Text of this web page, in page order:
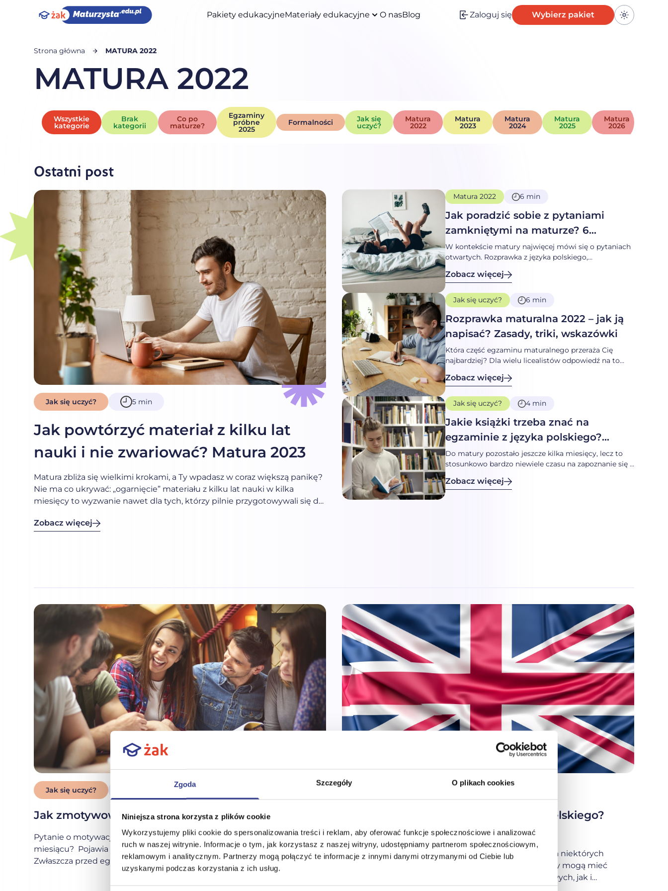
Zgoda Szczegóły O plikach cookies
Niniejsza strona korzysta z plików cookie
Wykorzystujemy pliki cookie do spersonalizowania treści i reklam, aby oferować funkcje społecznościowe i analizować
ruch w naszej witrynie. Informacje o tym, jak korzystasz z naszej witryny, udostępniamy partnerom społecznościowym,
reklamowym i analitycznym. Partnerzy mogą połączyć te informacje z innymi danymi otrzymanymi od Ciebie lub
uzyskanymi podczas korzystania z ich usług.
Pakiety edukacyjneMateriały edukacyjne O nasBlog Zaloguj się Wybierz pakiet
Przełącz
Strona główna MATURA 2022
MATURA 2022
Wszystkie
kategorie
Brak
kategorii
Co po
maturze?
Egzaminy
próbne
2025
Formalności Jak się
uczyć?
Matura
2022
Matura
2023
Matura
2024
Matura
2025
Matura
2026
Ostatni post
Jak się uczyć? 5 min
01-04-2022
Jak powtórzyć materiał z kilku lat
nauki i nie zwariować? Matura 2023
Matura zbliża się wielkimi krokami, a Ty wpadasz w coraz większą panikę?
Nie ma co ukrywać: „ogarnięcie” materiału z kilku lat nauki w kilka
miesięcy to wyzwanie nawet dla tych, którzy pilnie przygotowywali się do
Zobacz więcej
Matura 2022 6 min
Jak poradzić sobie z pytaniami
zamkniętymi na maturze? 6
sprawdzonych technik
W kontekście matury najwięcej mówi się o pytaniach
otwartych. Rozprawka z języka polskiego,
matematyce… Mimo to, większość zadań, z jakimi się
z nimi poradzić? Przeczytaj
Zobacz więcej
Jak się uczyć? 6 min
Rozprawka maturalna 2022 – jak ją
napisać? Zasady, triki, wskazówki
Która część egzaminu maturalnego przeraża Cię
najbardziej? Dla wielu licealistów odpowiedź na to
rzeczywiście jest się czego bać? Od razu zaznaczamy,
Zobacz więcej
Jak się uczyć? 4 min
Jakie książki trzeba znać na
egzaminie z języka polskiego?
Matura 2022
Do matury pozostało jeszcze kilka miesięcy, lecz to
stosunkowo bardzo niewiele czasu na zapoznanie się z
maturalnych 2022. Język polski na poziomie
Zobacz więcej
Jak się uczyć?
03-12-2021
Jak zmotywować się do nauki? Matura 2022
Pytanie o motywację do nauki zadajesz sobie pewnie kilka razy w
miesiącu? Pojawia się także ze strony Twoich rodziców oraz nauczycieli.
Zwłaszcza przed egzaminami maturalnymi wszyscy wręcz zasypują Cię
radami i zaleceniami zdania matury z jak najlepszym wynikiem. Jak uczyć
się systematycznie? Jak się zmotywować? Nie martw się, nie tylko Ty
Jak pisać wypracowania z języka angielskiego?
Matura 2022
Prace pisemne na maturze z języka angielskiego to dla niektórych
najtrudniejsza część egzaminu maturalnego. Problemy mogą mieć
zarówno osoby o niewielkich umiejętnościach językowych, jak i